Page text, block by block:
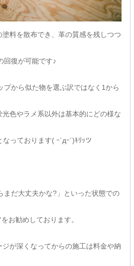
料を散布でき、革の質感を残しつつ
回復が可能です♪
プから似た物を選ぶ訳ではなく1から
色やラメ系以外は基本的にどの様な
っております( ｰ`дｰ´)ｷﾘｯツ
まだ大丈夫かな?」といった状態での
お勧めしております。
が深くなってからの施工は料金や納